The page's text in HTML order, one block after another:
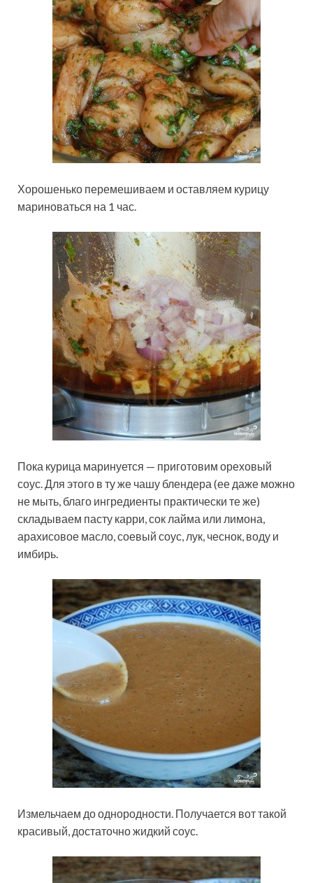
Хорошенько перемешиваем и оставляем курицу
мариноваться на 1 час.
Пока курица маринуется — приготовим ореховый
соус. Для этого в ту же чашу блендера (ее даже можно
не мыть, благо ингредиенты практически те же)
складываем пасту карри, сок лайма или лимона,
арахисовое масло, соевый соус, лук, чеснок, воду и
имбирь.
Измельчаем до однородности. Получается вот такой
красивый, достаточно жидкий соус.